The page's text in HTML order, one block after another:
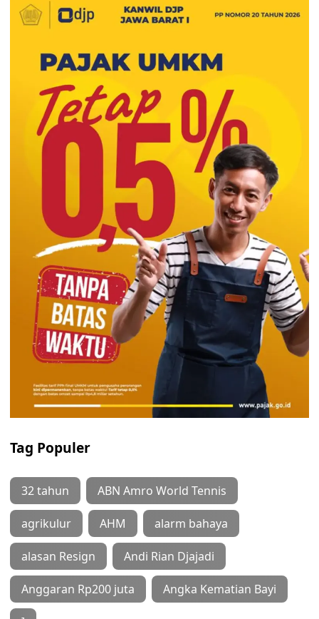
Tag Populer
32 tahun ABN Amro World Tennis
agrikulur AHM alarm bahaya
alasan Resign Andi Rian Djajadi
Anggaran Rp200 juta Angka Kematian Bayi